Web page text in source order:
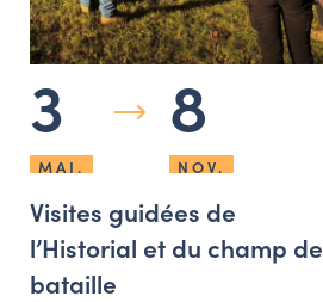
3
MAI.
8
NOV.
Visites guidées de
l’Historial et du champ de
bataille